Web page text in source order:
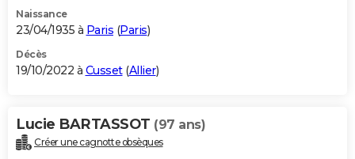
Naissance
23/04/1935 à Paris (Paris)
Décès
19/10/2022 à Cusset(Allier)
Lucie BARTASSOT (97 ans)
Créer une cagnotte obsèques